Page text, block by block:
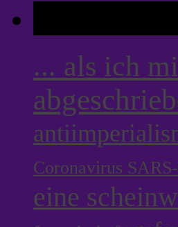
... als ich
Coronavirus
eine